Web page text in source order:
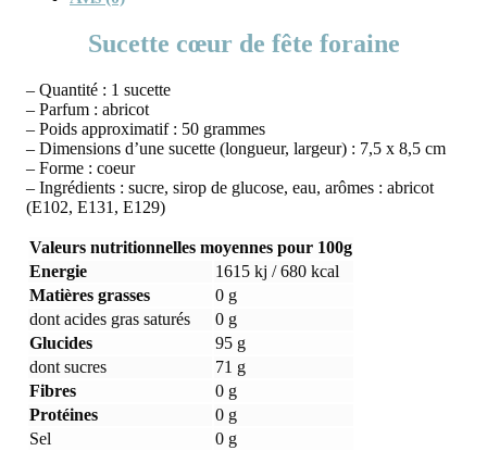
Sucette cœur de fête foraine
– Quantité : 1 sucette
– Parfum : abricot
– Poids approximatif : 50 grammes
– Dimensions d’une sucette (longueur, largeur) : 7,5 x 8,5 cm
– Forme : coeur
– Ingrédients : sucre, sirop de glucose, eau, arômes : abricot
(E102, E131, E129)
Valeurs nutritionnelles moyennes pour 100g
Energie
1615 kj / 680 kcal
Matières grasses
0 g
dont acides gras saturés
0 g
Glucides
95 g
dont sucres
71 g
Fibres
0 g
Protéines
0 g
Sel
0 g